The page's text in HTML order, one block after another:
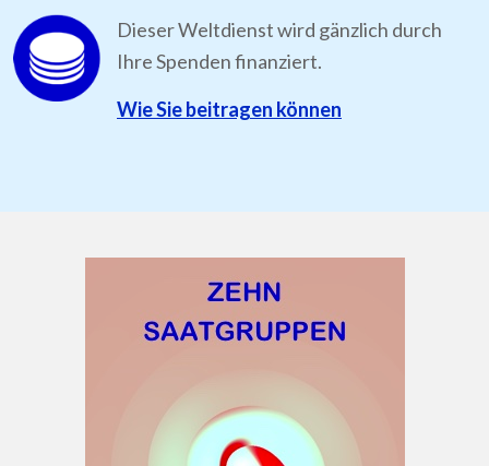
Dieser Weltdienst wird gänzlich durch
Ihre Spenden finanziert.
Wie Sie beitragen können